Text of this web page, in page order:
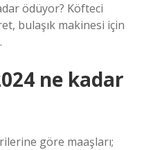
ödüyor? Köfteci
bulaşık makinesi için
ne kadar
göre maaşları;